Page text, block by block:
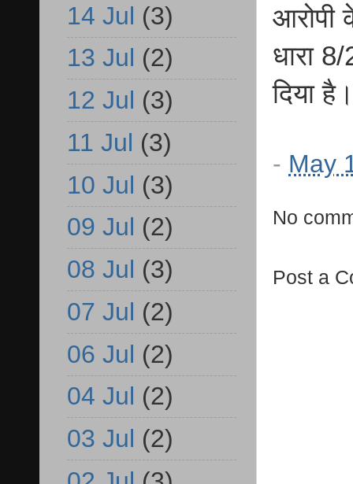
आरोपी
धारा
दिया
- May
No
Post a
14 Jul (3)
13 Jul (2)
12 Jul (3)
11 Jul (3)
10 Jul (3)
09 Jul (2)
08 Jul (3)
07 Jul (2)
06 Jul (2)
04 Jul (2)
03 Jul (2)